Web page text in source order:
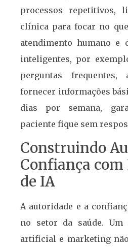
processos repetitivos,
clínica para focar no
atendimento humano e
inteligentes, por
perguntas frequentes,
fornecer informações
dias por semana,
paciente fique sem
Construindo
Confiança
de IA
A autoridade e a
no setor da saúde.
artificial e marketing